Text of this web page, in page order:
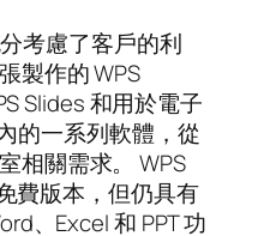
考慮了客戶的利
製作的 WPS
Slides 和用於電子
的一系列軟體，從
相關需求。 WPS
費版本，但仍具有
、Excel 和 PPT 功